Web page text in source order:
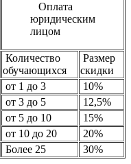
Оплата
юридическим
лицом
Количество
обучающихся
Размер
скидки
от 1 до 3
10%
от 3 до 5
12,5%
от 5 до 10
15%
от 10 до 20
20%
Более 25 30%